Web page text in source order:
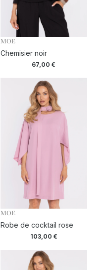
MOE
Chemisier noir
67,00€
MOE
Robe de cocktail rose
103,00 €